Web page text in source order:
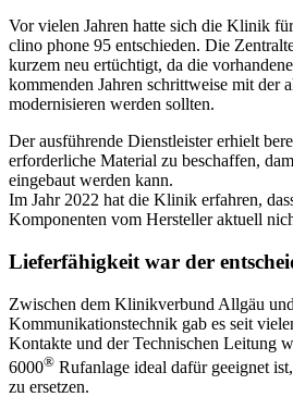
Vor vielen Jahren hatte sich die Klinik
clino phone 95 entschieden. Die
kurzem neu ertüchtigt, da die
kommenden Jahren schrittweise mit der
modernisieren werden sollten.
Der ausführende Dienstleister erhielt
erforderliche Material zu beschaffen,
eingebaut werden kann.
Im Jahr 2022 hat die Klinik erfahren,
Komponenten vom Hersteller aktuell
Lieferfähigkeit war der
Zwischen dem Klinikverbund Allgäu
Kommunikationstechnik gab es seit
Kontakte und der Technischen Leitung
6000® Rufanlage ideal dafür geeignet
zu ersetzen.